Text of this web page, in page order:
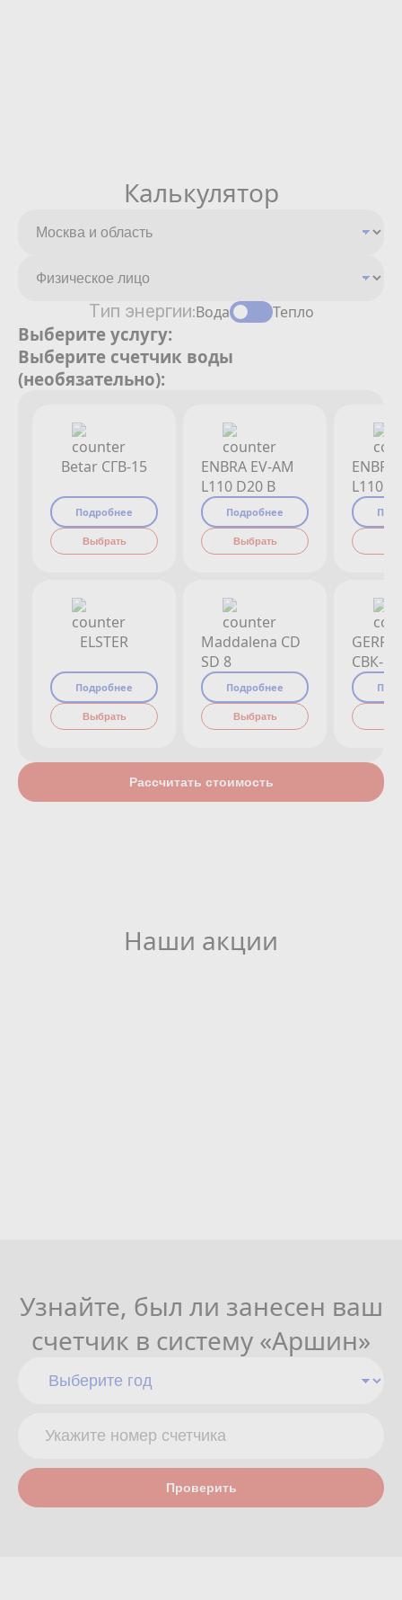
Калькулятор
Тип энергии:Вода Тепло
Выберите услугу:
Выберите счетчик воды
(необязательно):
Betar СГВ-15
Подробнее
Выбрать
ELSTER
Подробнее
Выбрать
ENBRA EV-AM
L110 D20 B
Подробнее
Выбрать
Maddalena CD
SD 8
Подробнее
Выбрать
L110
СВК-
Рассчитать стоимость
Наши акции
Узнайте, был ли занесен ваш
счетчик в систему «Аршин»
Проверить